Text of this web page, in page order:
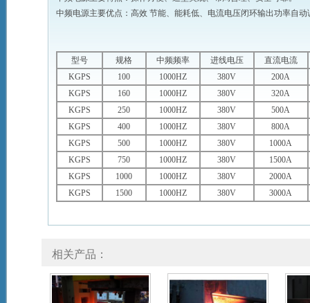
中频电源主要优点：高效 节能、能耗低、电流电压闭环输出功率自动
型号 规格 中频频率 进线电压
直流电流
KGPS
100 1000HZ 380V
200A
KGPS
160 1000HZ 380V
320A
KGPS
250 1000HZ 380V
500A
KGPS
400 1000HZ 380V
800A
KGPS
500 1000HZ 380V
1000A
KGPS
750 1000HZ 380V
1500A
KGPS
1000 1000HZ 380V
2000A
KGPS
1500 1000HZ 380V 3000A
相关产品：